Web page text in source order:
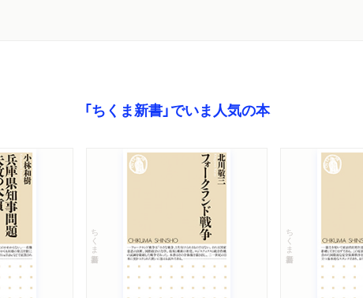
「ちくま新書」でいま人気の本
ちくま新書 ちくま新書